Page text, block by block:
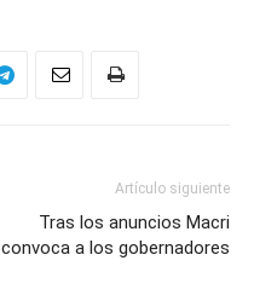
Artículo siguiente
Tras los anuncios Macri
convoca a los gobernadores